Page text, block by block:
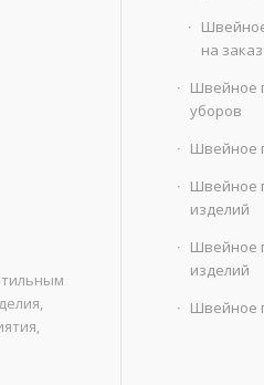
на заказ
Швейное
уборов
Швейное
Швейное
изделий
Швейное
изделий
Швейное